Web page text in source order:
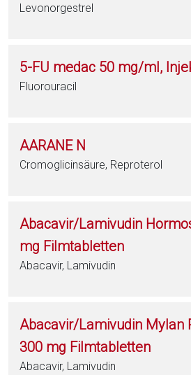
Levonorgestrel
5-FU medac 50 mg/ml,
Fluorouracil
AARANE N
Cromoglicinsäure, Reproterol
Abacavir/Lamivudin
mg Filmtabletten
Abacavir, Lamivudin
Abacavir/Lamivudin Mylan
300 mg Filmtabletten
Abacavir, Lamivudin